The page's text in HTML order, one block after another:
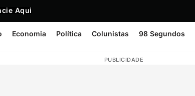
Aqui
Economia Política Colunistas 98 Segundos
PUBLICIDADE